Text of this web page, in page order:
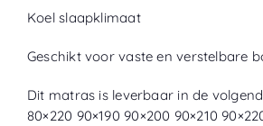
Koel slaapklimaat
Geschikt voor vaste en verstelbare
Dit matras is leverbaar in de
80×220 90×190 90×200 90×210